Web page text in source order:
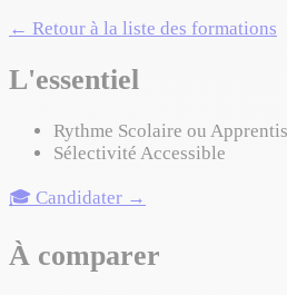
← Retour à la liste des formations
L'essentiel
Rythme Scolaire ou
Sélectivité Accessible
🎓 Candidater →
À comparer